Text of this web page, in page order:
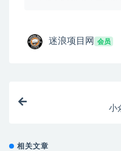
迷浪项目网 会员
小
相关文章